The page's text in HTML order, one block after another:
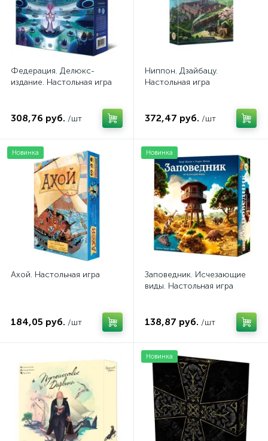
Федерация. Делюкс-
издание. Настольная игра
308,76 руб. /шт
Ниппон. Дзайбацу.
Настольная игра
372,47 руб. /шт
Новинка
Ахой. Настольная игра
184,05 руб. /шт
Новинка
Заповедник. Исчезающие
виды. Настольная игра
138,87 руб. /шт
Новинка